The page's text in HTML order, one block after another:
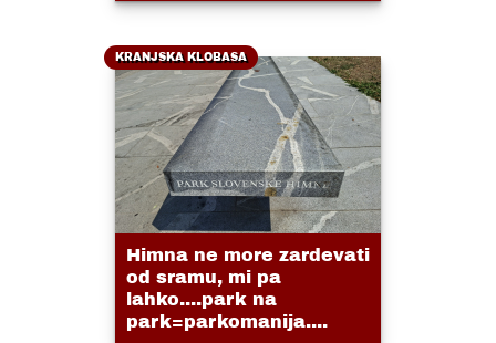
KRANJSKA KLOBASA
Himna ne more zardevati
od sramu, mi pa
lahko....park na
park=parkomanija....